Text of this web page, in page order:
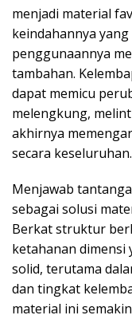
menjadi material
keindahannya
penggunaannya
tambahan.
dapat memicu
melengkung,
akhirnya
secara keseluruhan.
Menjawab
sebagai solusi
Berkat struktur
ketahanan dimensi
solid, terutama
dan tingkat
material ini